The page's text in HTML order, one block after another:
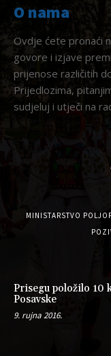
O nama
Ovdje ćete pronaći
govore i izjave
prijenose različitih
Prijedlozima,
sudjeluj i utječi na
MINISTARSTVO
Prisegu položilo 10
Posavske
9. rujna 2016.